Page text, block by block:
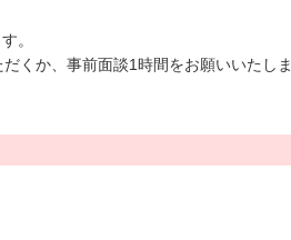
。
くか、事前面談1時間をお願いいたしま